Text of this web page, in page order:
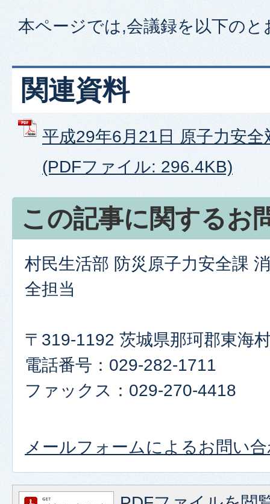
本ページでは,会議録を以下の
関連資料
平成29年6月21日 原子力安全
(PDFファイル: 296.4KB)
この記事に関するお
村民生活部 防災原子力安全課
全担当
〒319-1192 茨城県那珂郡東海
電話番号：029-282-1711
ファックス：029-270-4418
メールフォームによるお問い